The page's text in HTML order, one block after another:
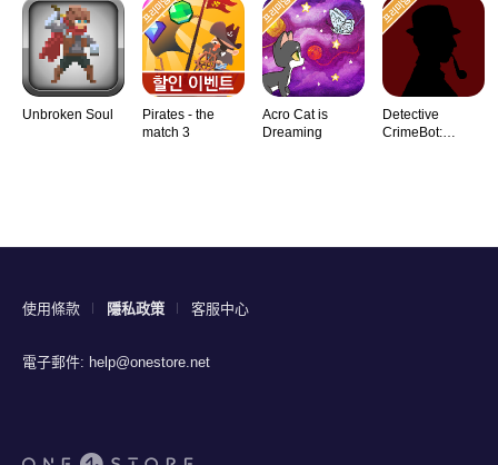
Unbroken Soul
Pirates - the
match 3
Acro Cat is
Dreaming
Detective
CrimeBot:
使用條款 隱私政策 客服中心
電子郵件: help@onestore.net